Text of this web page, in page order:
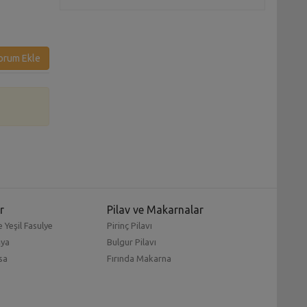
Ekle
Yeşil Fasulye
Pilav ve Makarnalar
Pirinç Pilavı
Bulgur Pilavı
Fırında Makarna